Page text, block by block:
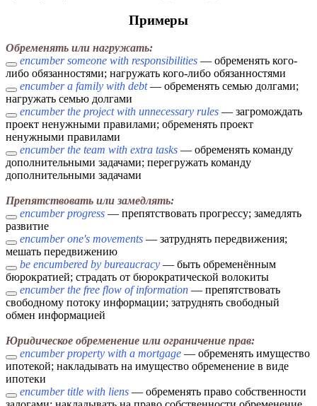
Примеры
Обременять или нагружать:
encumber someone with responsibilities — обременять кого-
либо обязанностями; нагружать кого-либо обязанностями
encumber a family with debt— обременять семью долгами;
нагружать семью долгами
encumber the project with unnecessary rules — загромождать
проект ненужными правилами; обременять проект
ненужными правилами
encumber the team with extra tasks — обременять команду
дополнительными задачами; перегружать команду
дополнительными задачами
Препятствовать или замедлять:
encumber progress — препятствовать прогрессу; замедлять
развитие
encumber one's movements — затруднять передвижения;
мешать передвижению
be encumbered by bureaucracy — быть обременённым
бюрократией; страдать от бюрократической волокиты
encumber the free flow of information — препятствовать
свободному потоку информации; затруднять свободный
обмен информацией
Юридическое обременение или ограничение прав:
encumber property with a mortgage — обременять имущество
ипотекой; накладывать на имущество обременение в виде
ипотеки
encumber title with liens — обременять право собственности